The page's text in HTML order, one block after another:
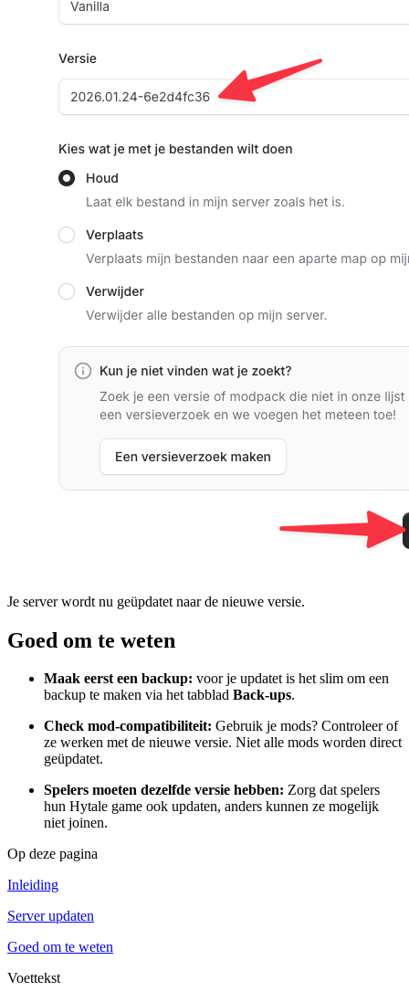
Je server wordt nu geüpdatet naar de nieuwe versie.
Goed om te weten
Maak eerst een backup: voor je updatet is het slim om een
backup te maken via het tabblad Back-ups.
Check mod-compatibiliteit: Gebruik je mods? Controleer of
ze werken met de nieuwe versie. Niet alle mods worden direct
geüpdatet.
Spelers moeten dezelfde versie hebben: Zorg dat spelers
hun Hytale game ook updaten, anders kunnen ze mogelijk
niet joinen.
Op deze pagina
Inleiding
Server updaten
Goed om te weten
Voettekst